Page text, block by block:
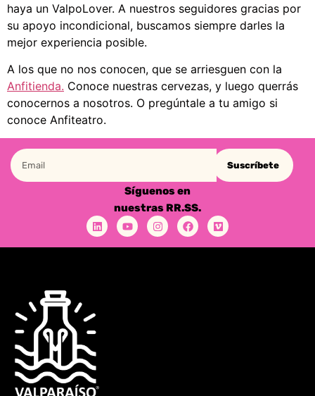
haya un ValpoLover. A nuestros seguidores gracias por
su apoyo incondicional, buscamos siempre darles la
mejor experiencia posible.
A los que no nos conocen, que se arriesguen con la
Anfitienda. Conoce nuestras cervezas, y luego querrás
conocernos a nosotros. O pregúntale a tu amigo si
conoce Anfiteatro.
Suscríbete
Síguenos en
nuestras RR.SS.